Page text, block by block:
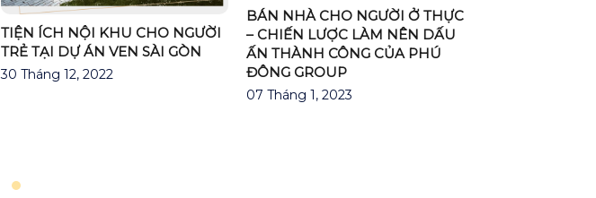
TIỆN ÍCH NỘI KHU CHO NGƯỜI
TRẺ TẠI DỰ ÁN VEN SÀI GÒN
30 Tháng 12, 2022
BÁN NHÀ CHO NGƯỜI Ở THỰC
– CHIẾN LƯỢC LÀM NÊN DẤU
ẤN THÀNH CÔNG CỦA PHÚ
ĐÔNG GROUP
07 Tháng 1, 2023